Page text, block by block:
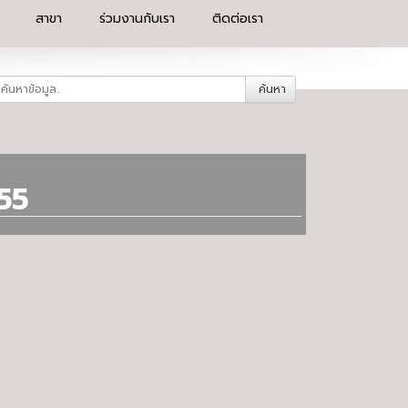
สาขา ร่วมงานกับเรา ติดต่อเรา
ค้นหา